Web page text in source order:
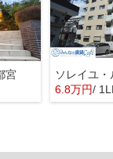
宮
ソレイユ
6.8万円/